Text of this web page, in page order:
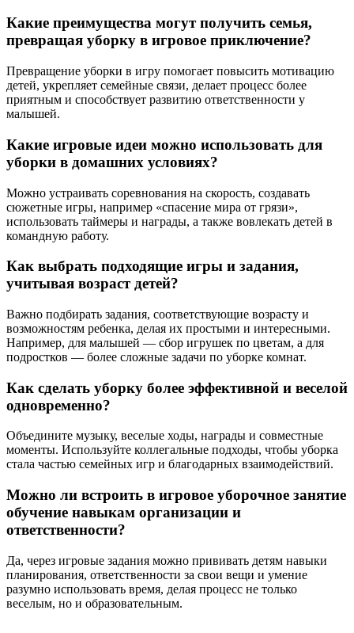
Какие преимущества могут получить семья,
превращая уборку в игровое приключение?
Превращение уборки в игру помогает повысить мотивацию
детей, укрепляет семейные связи, делает процесс более
приятным и способствует развитию ответственности у
малышей.
Какие игровые идеи можно использовать для
уборки в домашних условиях?
Можно устраивать соревнования на скорость, создавать
сюжетные игры, например «спасение мира от грязи»,
использовать таймеры и награды, а также вовлекать детей в
командную работу.
Как выбрать подходящие игры и задания,
учитывая возраст детей?
Важно подбирать задания, соответствующие возрасту и
возможностям ребенка, делая их простыми и интересными.
Например, для малышей — сбор игрушек по цветам, а для
подростков — более сложные задачи по уборке комнат.
Как сделать уборку более эффективной и веселой
одновременно?
Объедините музыку, веселые ходы, награды и совместные
моменты. Используйте коллегальные подходы, чтобы уборка
стала частью семейных игр и благодарных взаимодействий.
Можно ли встроить в игровое уборочное занятие
обучение навыкам организации и
ответственности?
Да, через игровые задания можно прививать детям навыки
планирования, ответственности за свои вещи и умение
разумно использовать время, делая процесс не только
веселым, но и образовательным.